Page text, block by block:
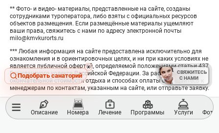
≡ Описание Номера Лечение Программы Услуги
** Фото- и видео- материалы, представленные на сайте, созданы
сотрудниками туроператора, либо взяты с официальных ресурсов
объектов размещения. Если размещённые материалы ущемляют
ваши права, свяжитесь с нами по адресу электронной почты
milo@kmvkurorts.ru
*** Любая информация на сайте предоставлена исключительно для
ознакомления и в ориентировочных целях, и ни при каких условиях не
является публичной офертой, определяемой положениями статьи 437
Гражданского кодекса Российской Федерации. За расчётом
окончательной стоимости отдыха и способах оплаты обращайтесь к
менеджерам по контактам, указанным на сайте, или отправьте заявку.
Подобрать санаторий
Hide
button
×
СВЯЖИТЕСЬ
С НАМИ
СВЯЖИТЕСЬ
С НАМИ